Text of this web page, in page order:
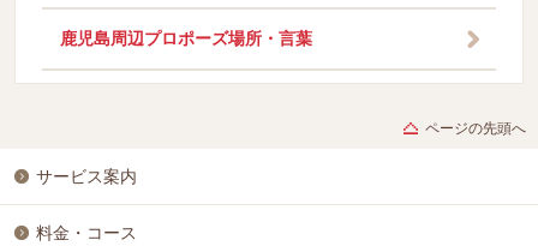
鹿児島周辺プロポーズ場所・言葉
ページの先頭へ
サービス案内
料金・コース